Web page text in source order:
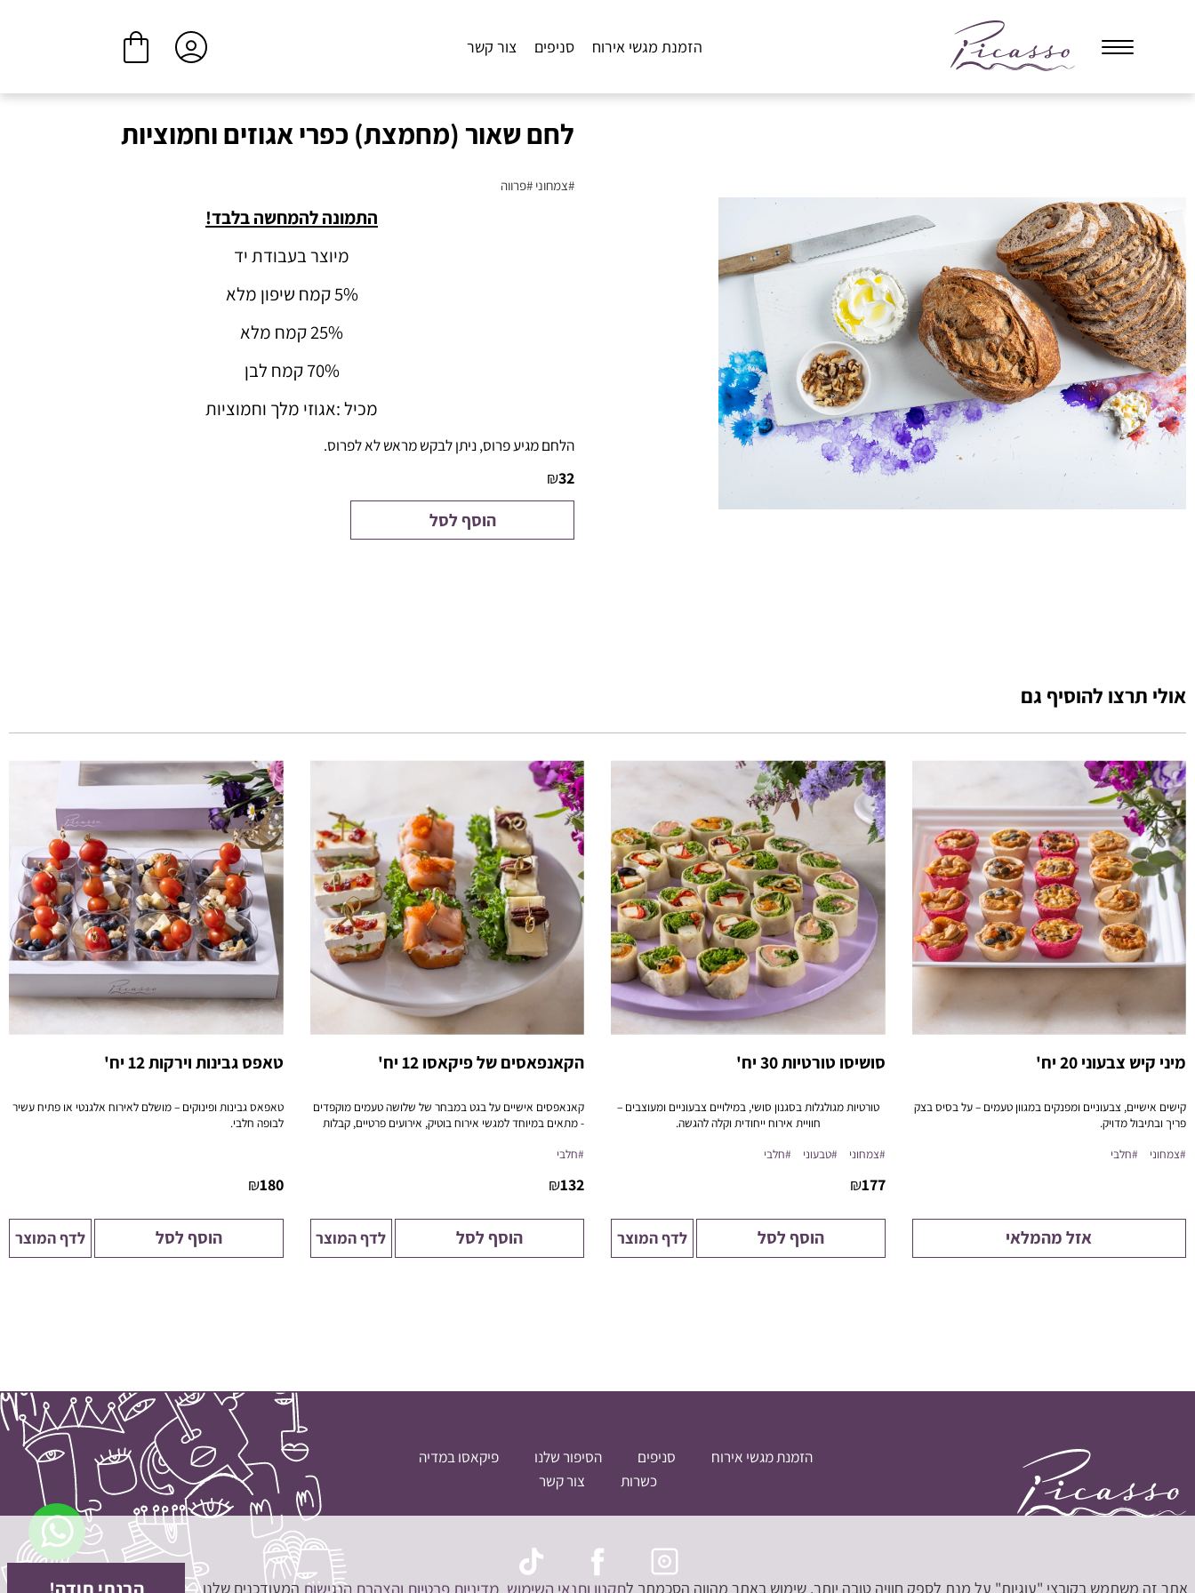
הזמנת מגשי אירוח סניפים צור קשר
סיכום ביניים: 0
₪
חלק מההנחות יחושבו במסך התשלום
ביצוע הזמנה
הצעת מחיר
המשך בקנייה
לחם שאור (מחמצת) כפרי אגוזים וחמוציות
#צמחוני #פרווה
התמונה להמחשה בלבד!
מיוצר בעבודת יד
5% קמח שיפון מלא
25% קמח מלא
70% קמח לבן
מכיל :אגוזי מלך וחמוציות
הלחם מגיע פרוס, ניתן לבקש מראש לא לפרוס.
32
₪
הוסף לסל
אולי תרצו להוסיף גם
מיני קיש צבעוני 20 יח'
קישים אישיים, צבעוניים ומפנקים במגוון טעמים – על בסיס בצק
פריך ובתיבול מדויק.
#צמחוני
#חלבי
אזל מהמלאי
סושיסו טורטיות 30 יח'
טורטיות מגולגלות בסגנון סושי, במילויים צבעוניים ומעוצבים –
חוויית אירוח ייחודית וקלה להגשה.
#צמחוני
#טבעוני #חלבי
177
₪
הוסף לסל לדף המוצר
הקאנפאסים של פיקאסו 12 יח'
קאנאפסים אישיים על בגט במבחר של שלושה טעמים מוקפדים
- מתאים במיוחד למגשי אירוח בוטיק, אירועים פרטיים, קבלות
#חלבי
132
₪
הוסף לסל לדף המוצר
טאפס גבינות וירקות 12 יח'
טאפאס גבינות ופינוקים – מושלם לאירוח אלגנטי או פתיח עשיר
לבופה חלבי.
180
₪
הוסף לסל לדף המוצר
הזמנת מגשי אירוח סניפים הסיפור שלנו
פיקאסו במדיה
כשרות
צור קשר
אתר זה משתמש בקובצי "עוגיות" על מנת לספק חוויה טובה יותר. שימוש באתר מהווה הסכמתך לתקנון ותנאי השימוש ,מדיניות פרטיות והצהרת הנגישות המעודכנים שלנו